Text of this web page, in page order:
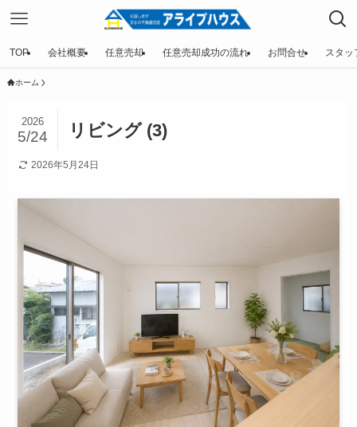
TOP 会社概要 任意売却 任意売却成功の流れ お問合せ スタッ
ホーム
リビング (3)
2026
5/24
2026年5月24日